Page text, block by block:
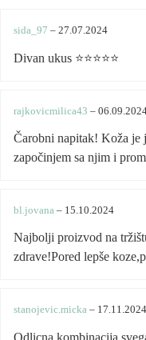
sida_97 – 27.07.2024
Divan ukus ⭐️⭐️⭐️⭐️⭐️
rajkovicmilica43 –
Čarobni napitak! Koža je
započinjem sa njim i
bl.jovana – 15.10.2024
Najbolji proizvod na
zdrave!Pored lepše
stanojevic.micka – 17.11.2024
Odlicna kombinacija